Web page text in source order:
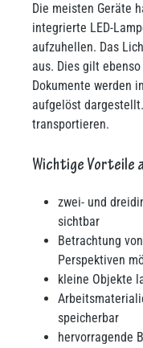
Die meisten Geräte
integrierte LED-
aufzuhellen. Das
aus. Dies gilt
Dokumente werden
aufgelöst
transportieren.
Wichtige Vorteile
zwei- und
sichtbar
Betrachtung
Perspektiven
kleine Objekte
speicherbar
hervorragende